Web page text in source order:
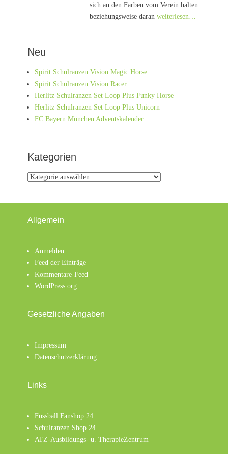
sich an den Farben vom Verein halten
beziehungsweise daranweiterlesen…
Neu
Spirit Schulranzen Vision Magic Horse
Spirit Schulranzen Vision Racer
Herlitz Schulranzen Set Loop Plus Funky Horse
Herlitz Schulranzen Set Loop Plus Unicorn
FC Bayern München Adventskalender
Kategorien
Kategorien
Allgemein
Anmelden
Feed der Einträge
Kommentare-Feed
WordPress.org
Gesetzliche Angaben
Impressum
Datenschutzerklärung
Links
Fussball Fanshop 24
Schulranzen Shop 24
ATZ-Ausbildungs- u. TherapieZentrum